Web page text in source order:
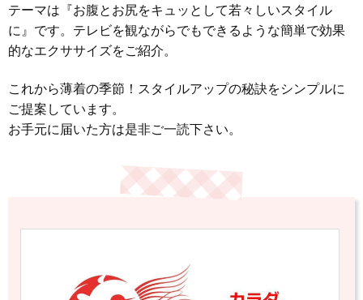
テーマは『お腹とお尻をキュッとして若々しいスタイル
に』です。テレビを観ながらでもできるような簡単で効果
的なエクササイズをご紹介。
これから薄着の季節！スタイルアップの秘訣をシンプルに
ご提案しています。
お手元に届いた方は是非ご一読下さい。